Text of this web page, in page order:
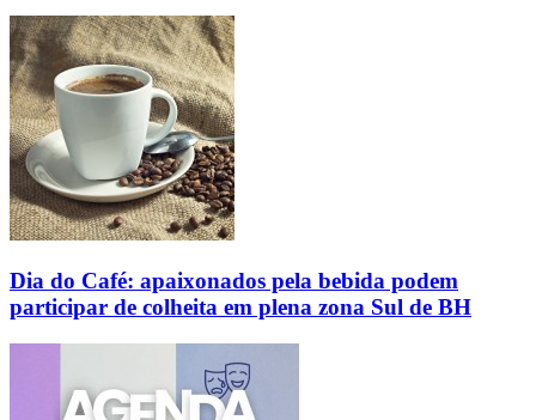
Dia do Café: apaixonados pela bebida podem
participar de colheita em plena zona Sul de BH